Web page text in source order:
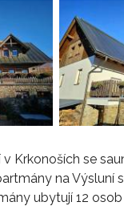
Krkonoších se
na Výsluní
ubytují 12 osob